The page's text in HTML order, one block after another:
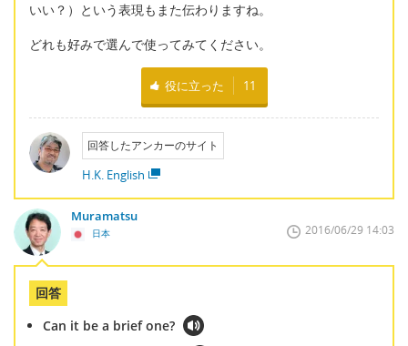
いい？）という表現もまた伝わりますね。
どれも好みで選んで使ってみてください。
役に立った 11
回答したアンカーのサイト
H.K. English
Muramatsu
日本 2016/06/29 14:03
回答
Can it be a brief one?